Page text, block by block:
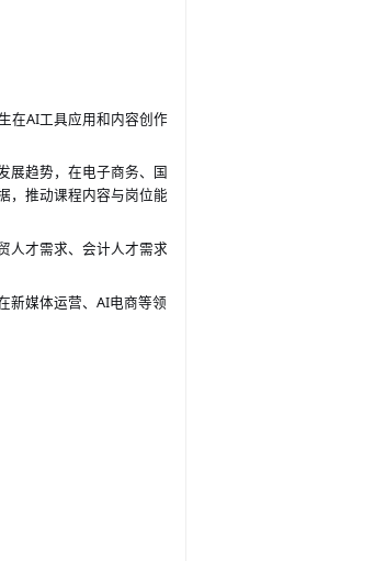
在AI工具应用和内容创作
展趋势，在电子商务、国
，推动课程内容与岗位能
人才需求、会计人才需求
新媒体运营、AI电商等领